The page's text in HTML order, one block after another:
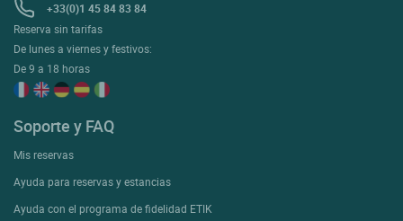
+33(0)1 45 84 83 84
Reserva sin tarifas
De lunes a viernes y festivos:
De 9 a 18 horas
Soporte y FAQ
Mis reservas
Ayuda para reservas y estancias
Ayuda con el programa de fidelidad ETIK